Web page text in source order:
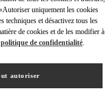
uniquement les cookies
techniques et désactivez tous les
de cookies et de les modifier à
de confidentialité
autoriser